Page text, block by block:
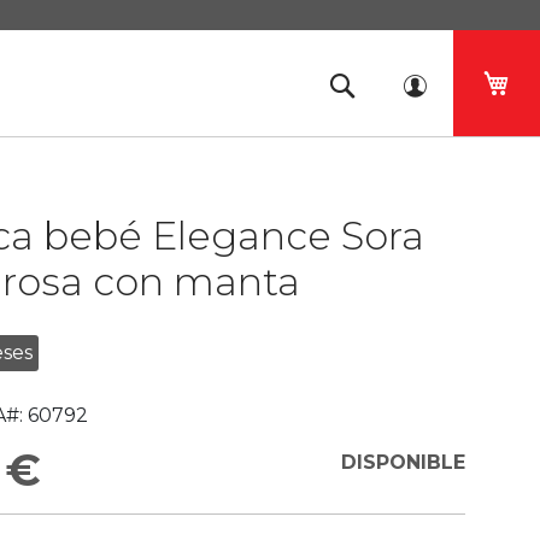
bebé Elegance Sora
con manta
60792
€ DISPONIBLE